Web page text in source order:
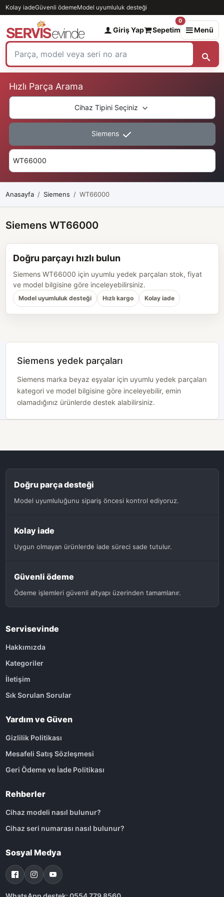
Kolay iadeGüvenli ödemeModel uyumluluk desteği
Giriş Yap Sepetim
0
Menü
Hızlı Parça Arama
Cihaz Tipini Seçiniz
Siemens
Anasayfa Siemens WT66000
Siemens WT66000
Doğru parçayı hızlı bulun
Siemens WT66000 için uyumlu yedek parçaları stok, fiyat
ve model bilgisine göre inceleyebilirsiniz.
Model uyumluluk desteği Hızlı kargo Kolay iade
Siemens yedek parçaları
Siemens marka beyaz eşyalar için uyumlu yedek parçaları
kategori ve model bilgisine göre inceleyebilir, emin
olamadığınız ürünlerde destek alabilirsiniz.
Doğru parça desteği
Model uyumluluğunu sipariş öncesi kontrol ediyoruz.
Kolay iade
Uygun olmayan ürünlerde iade süreci sade tutulur.
Güvenli ödeme
Ödeme işlemleri güvenli altyapı üzerinden tamamlanır.
Servisevinde
Hakkımızda
Kategoriler
İletişim
Sık Sorulan Sorular
Yardım ve Güven
Gizlilik Politikası
Mesafeli Satış Sözleşmesi
Geri Ödeme ve İade Politikası
Rehberler
Cihaz modeli nasıl bulunur?
Cihaz seri numarası nasıl bulunur?
Sosyal Medya